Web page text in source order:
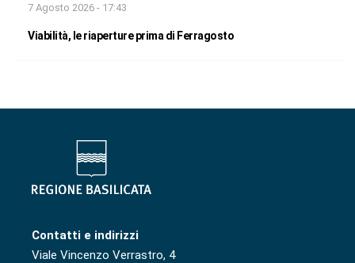
7 Agosto 2026 - 17:43
Viabilità, le riaperture prima di Ferragosto
Contatti e indirizzi
Viale Vincenzo Verrastro, 4